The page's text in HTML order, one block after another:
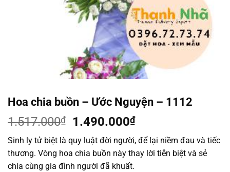
Hoa chia buồn – Ước Nguyện – 1112
1.517.000₫
Giá
gốc
là:
1.517.000₫.
1.490.000₫Giá
hiện
tại
là:
Sinh ly tử biệt là quy luật đời người, để lại niềm đau và tiếc
thương. Vòng hoa chia buồn này thay lời tiễn biệt và sẻ
chia cùng gia đình người đã khuất.